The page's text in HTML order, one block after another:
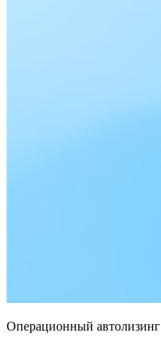
Операционный автолизинг